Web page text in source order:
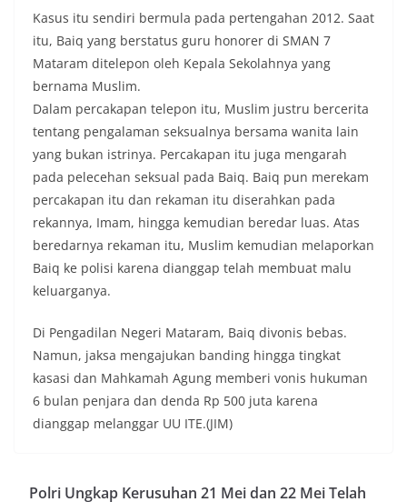
Kasus itu sendiri bermula pada pertengahan 2012. Saat
itu, Baiq yang berstatus guru honorer di SMAN 7
Mataram ditelepon oleh Kepala Sekolahnya yang
bernama Muslim.
Dalam percakapan telepon itu, Muslim justru bercerita
tentang pengalaman seksualnya bersama wanita lain
yang bukan istrinya. Percakapan itu juga mengarah
pada pelecehan seksual pada Baiq. Baiq pun merekam
percakapan itu dan rekaman itu diserahkan pada
rekannya, Imam, hingga kemudian beredar luas. Atas
beredarnya rekaman itu, Muslim kemudian melaporkan
Baiq ke polisi karena dianggap telah membuat malu
keluarganya.
Di Pengadilan Negeri Mataram, Baiq divonis bebas.
Namun, jaksa mengajukan banding hingga tingkat
kasasi dan Mahkamah Agung memberi vonis hukuman
6 bulan penjara dan denda Rp 500 juta karena
dianggap melanggar UU ITE.(JIM)
Polri Ungkap Kerusuhan 21 Mei dan 22 Mei Telah